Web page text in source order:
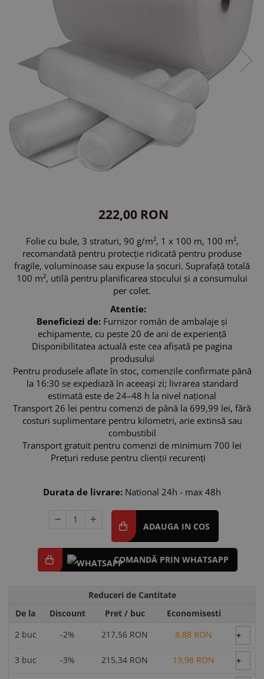
222,00 RON
Folie cu bule, 3 straturi, 90 g/m², 1 x 100 m, 100 m²,
recomandată pentru protecție ridicată pentru produse
fragile, voluminoase sau expuse la șocuri. Suprafață totală
100 m², utilă pentru planificarea stocului și a consumului
per colet.
Atentie:
Beneficiezi de: Furnizor român de ambalaje și
echipamente, cu peste 20 de ani de experiență
Disponibilitatea actuală este cea afișată pe pagina
produsului
Pentru produsele aflate în stoc, comenzile confirmate până
la 16:30 se expediază în aceeași zi; livrarea standard
estimată este de 24–48 h la nivel național
Transport 26 lei pentru comenzi de până la 699,99 lei, fără
costuri suplimentare pentru kilometri, arie extinsă sau
combustibil
Transport gratuit pentru comenzi de minimum 700 lei
Prețuri reduse pentru clienții recurenți
Durata de livrare: National 24h - max 48h
ADAUGA IN COS
COMANDĂ PRIN WHATSAPP
Reduceri de Cantitate
De la
Discount Pret / buc
Economisesti
2buc -2% 217,56 RON 8,88 RON +
3 buc -3% 215,34 RON 19,98 RON +